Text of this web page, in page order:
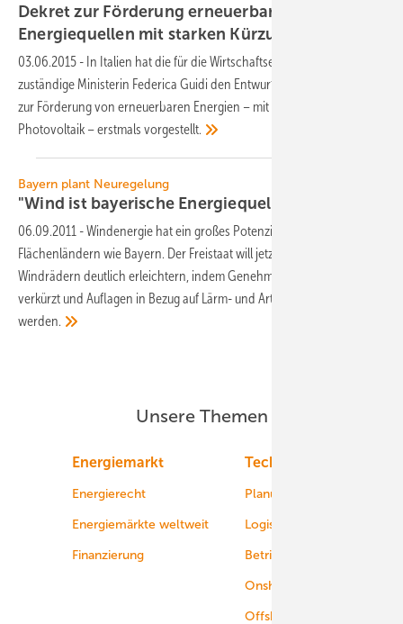
Dekret zur Förderung erneuerbarer
Energiequellen mit starken Kürzungen
03.06.2015 - In Italien hat die für die Wirtschaftsentwicklung
zuständige Ministerin Federica Guidi den Entwurf eines neuen Dekrets
zur Förderung von erneuerbaren Energien – mit Ausnahme der
Photovoltaik – erstmals vorgestellt.
Bayern plant Neuregelung
"Wind ist bayerische Energiequelle"
06.09.2011 -Windenergie hat ein großes Potenzial - gerade auch in
Flächenländern wie Bayern. Der Freistaat will jetzt den Bau von
Windrädern deutlich erleichtern, indem Genehmigungsverfahren
verkürzt und Auflagen in Bezug auf Lärm- und Artenschutz geändert
werden.
Unsere Themen
Energiemarkt
Energierecht
Energiemärkte weltweit
Finanzierung
Technologie
Planung
Logistik
Betrieb
Onshore-Wind
Offshore-Wind